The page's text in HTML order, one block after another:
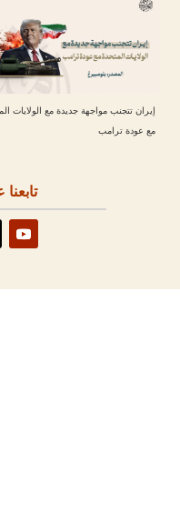
إيران تتجنب مواجهة جديدة مع الولايات
مع عودة ترامب